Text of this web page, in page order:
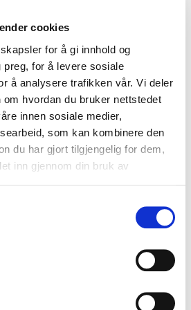
cookies
for å gi innhold og
preg, for å levere sosiale
å analysere trafikken vår. Vi deler
hvordan du bruker nettstedet
innen sosiale medier,
som kan kombinere den
du har gjort tilgjengelig for dem,
inn gjennom din bruk av
med alle
ikke er forhandling
Droner til
oversikt og raskere respons i
Gjennom dialogkonferanse og
rammer som måtte tas
til justerte og mer realistiske